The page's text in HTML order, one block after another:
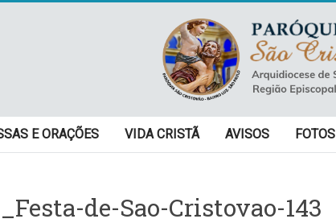
E ORAÇÕES VIDA CRISTÃ AVISOS FOTOS
de-Sao-Cristovao-143